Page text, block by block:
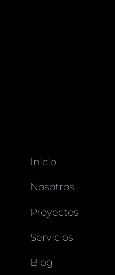
Inicio
Nosotros
Proyectos
Servicios
Blog